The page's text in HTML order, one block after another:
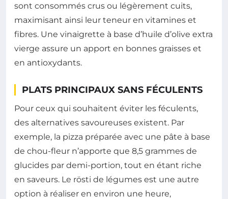
sont consommés crus ou légèrement cuits,
maximisant ainsi leur teneur en vitamines et
fibres. Une vinaigrette à base d’huile d’olive extra
vierge assure un apport en bonnes graisses et
en antioxydants.
PLATS PRINCIPAUX SANS FÉCULENTS
Pour ceux qui souhaitent éviter les féculents,
des alternatives savoureuses existent. Par
exemple, la pizza préparée avec une pâte à base
de chou-fleur n’apporte que 8,5 grammes de
glucides par demi-portion, tout en étant riche
en saveurs. Le rösti de légumes est une autre
option à réaliser en environ une heure,